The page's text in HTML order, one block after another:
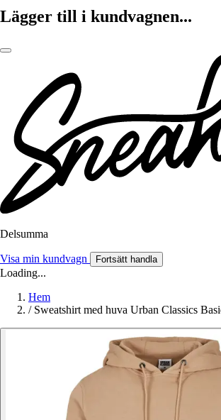
Lägger till i kundvagnen...
Delsumma
Visa min kundvagn Fortsätt handla
Loading...
Hem
/ Sweatshirt med huva Urban Classics